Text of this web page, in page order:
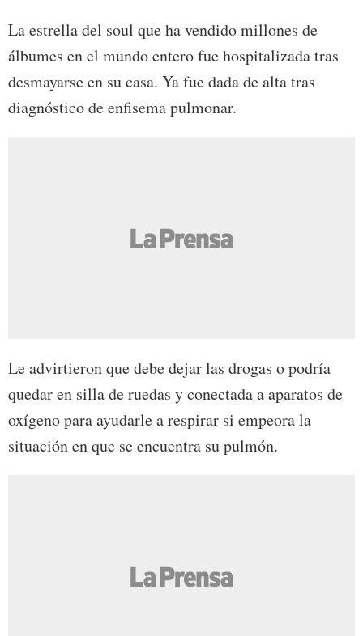
La estrella del soul que ha vendido millones de
álbumes en el mundo entero fue hospitalizada tras
desmayarse en su casa. Ya fue dada de alta tras
diagnóstico de enfisema pulmonar.
Le advirtieron que debe dejar las drogas o podría
quedar en silla de ruedas y conectada a aparatos de
oxígeno para ayudarle a respirar si empeora la
situación en que se encuentra su pulmón.